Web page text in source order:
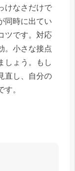
けなさだけで
同時に出てい
ツです。対応
。小さな接点
しょう。もし
直し、自分の
。